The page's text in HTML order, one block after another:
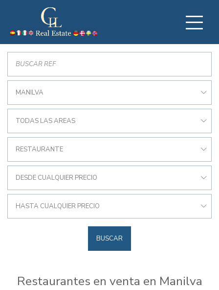
MANILVA
TODAS LAS AREAS
RESTAURANTE
DESDE CUALQUIER PRECIO
HASTA CUALQUIER PRECIO
BUSCAR
Restaurantes en venta en Manilva